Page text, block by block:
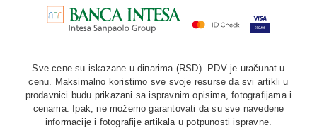
Sve cene su iskazane u dinarima (RSD). PDV je uračunat u
cenu. Maksimalno koristimo sve svoje resurse da svi artikli u
prodavnici budu prikazani sa ispravnim opisima, fotografijama i
cenama. Ipak, ne možemo garantovati da su sve navedene
informacije i fotografije artikala u potpunosti ispravne.